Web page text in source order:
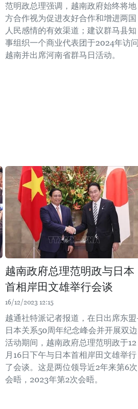
范明政总理强调，越南政府始终将地
方合作视为促进友好合作和增进两国
人民感情的有效渠道；建议群马县知
事组织一个商业代表团于2024年访
越南并出席河南省群马日活动。
越南政府总理范明政与日本
首相岸田文雄举行会谈
16/12/2023 12:15
越通社特派记者报道，在日出席东
日本关系50周年纪念峰会并开展双边
活动期间，越南政府总理范明政于12
月16日下午与日本首相岸田文雄举行
了会谈。这是两位领导近2年来第6次
会晤，2023年第2次会晤。